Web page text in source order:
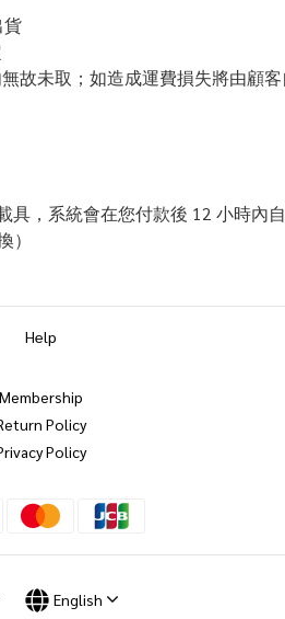
貨
故未取；如造成運費損失將由顧
，系統會在您付款後 12 小時內
Help
Membership
Policy
Policy
English